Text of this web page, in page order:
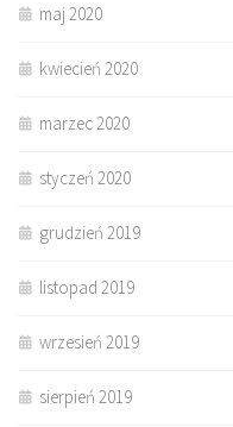
maj 2020
kwiecień 2020
marzec 2020
styczeń 2020
grudzień 2019
listopad 2019
wrzesień 2019
sierpień 2019